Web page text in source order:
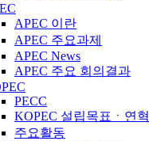
APEC 이란
APEC 주요과제
APEC News
APEC 주요 회의결과
PECC
KOPEC 설립목표ㆍ연혁
주요활동